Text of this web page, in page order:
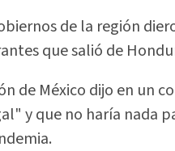
de la región
que salió de
de México dijo en un
y que no haría nada